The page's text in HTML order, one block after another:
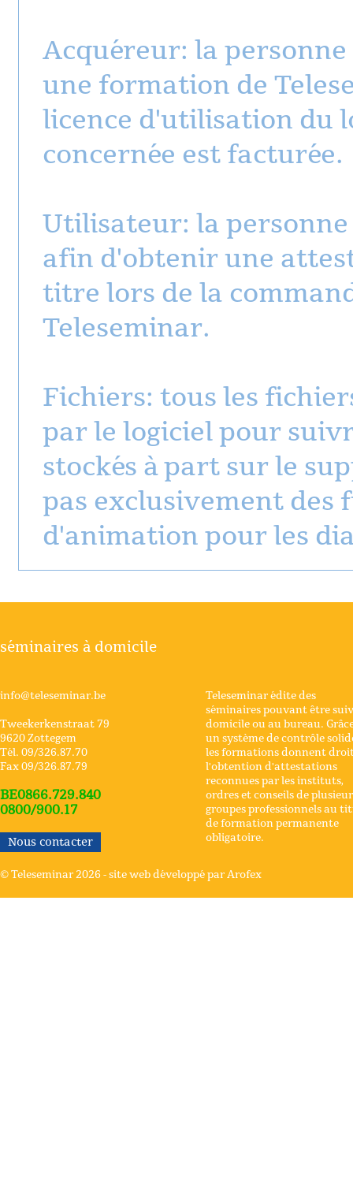
Acquéreur: la
une formation de
licence d'utilisation du
concernée est facturée.
Utilisateur: la
afin d'obtenir une
titre lors de la
Teleseminar.
Fichiers: tous les
par le logiciel pour
stockés à part sur le
pas exclusivement des
d'animation pour les
séminaires à domicile
info@teleseminar.be
Tweekerkenstraat 79
9620 Zottegem
Tél. 09/326.87.70
Fax 09/326.87.79
BE0866.729.840
0800/900.17
Nous contacter
Teleseminar édite des
séminaires pouvant être
domicile ou au bureau.
un système de contrôle
les formations donnent
l'obtention d'attestations
reconnues par les instituts,
ordres et conseils de
groupes professionnels au
de formation permanente
obligatoire.
© Teleseminar 2026 -site web développé par Arofex